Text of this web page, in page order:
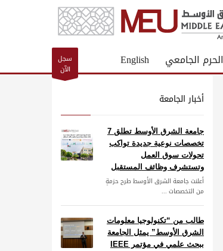
الحرم الجامعي English
سجل
الآن
أخبار الجامعة
جامعة الشرق الأوسط تطلق 7
تخصصات نوعية جديدة تواكب
تحولات سوق العمل
وتستشرف وظائف المستقبل
أعلنت جامعة الشرق الأوسط طرح حزمةٍ
من التخصصات ...
طالب من “تكنولوجيا معلومات
الشرق الأوسط” يمثل الجامعة
ببحث علمي في مؤتمر IEEE